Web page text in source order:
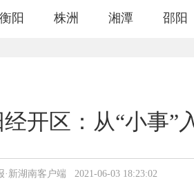
衡阳 株洲 湘潭 邵阳
开区：从“小事”
·新湖南客户端 2021-06-03 18:23:02